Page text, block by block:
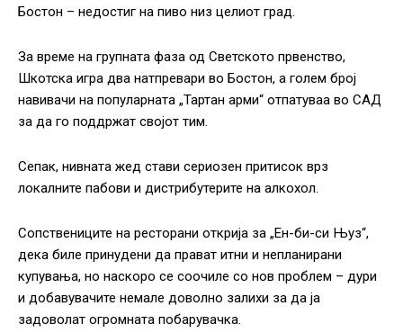
Бостон – недостиг на пиво низ целиот град.
За време на групната фаза од Светското првенство,
Шкотска игра два натпревари во Бостон, а голем број
навивачи на популарната „Тартан арми“ отпатуваа во САД
за да го поддржат својот тим.
Сепак, нивната жед стави сериозен притисок врз
локалните пабови и дистрибутерите на алкохол.
Сопствениците на ресторани открија за „Ен-би-си Њуз“,
дека биле принудени да прават итни и непланирани
купувања, но наскоро се соочиле со нов проблем – дури
и добавувачите немале доволно залихи за да ја
задоволат огромната побарувачка.